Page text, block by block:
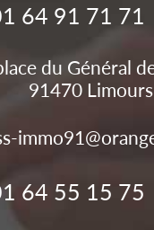
64 91 71 71
du Général
91470 Limours
64 55 15 75